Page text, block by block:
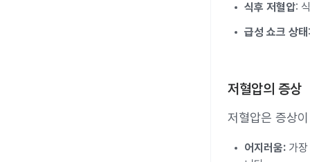
식후 저혈압:
급성 쇼크 상태
저혈압의 증상
저혈압은 증상
어지러움: 가